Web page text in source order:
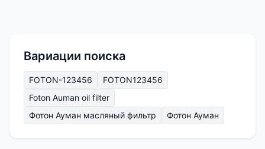
Вариации поиска
FOTON-123456
FOTON123456
Foton Auman oil filter
Фотон Ауман масляный фильтр
Фотон Ауман